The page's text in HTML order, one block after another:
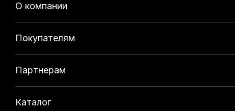
О компании
Покупателям
Партнерам
Каталог